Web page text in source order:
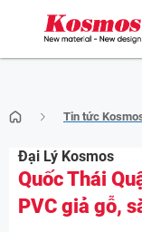
to
content
Tin tức
Đại Lý Kosmos
Quốc Thái
PVC giả gỗ,